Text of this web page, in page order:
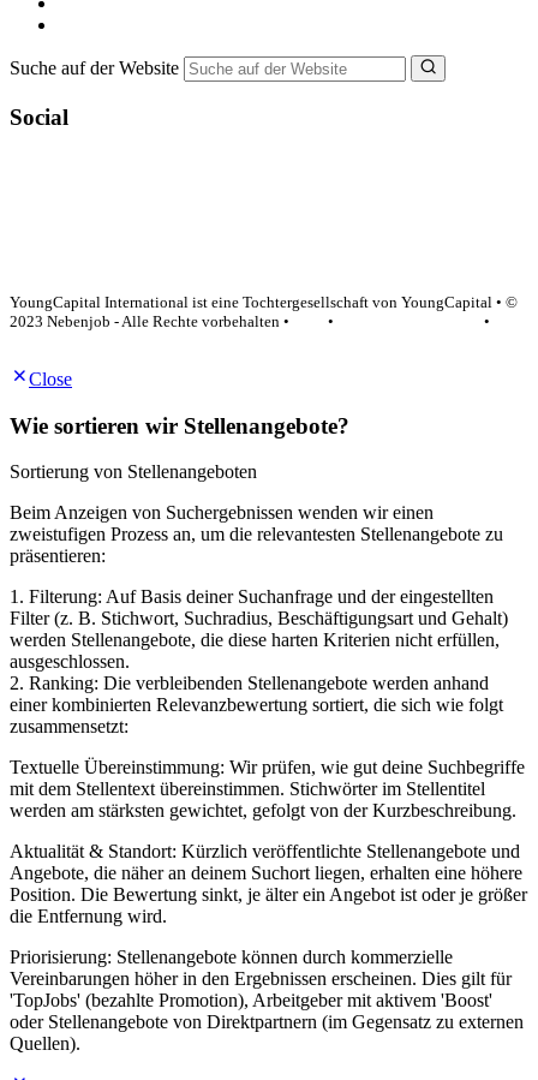
Suche auf der Website
Social
YoungCapital International ist eine Tochtergesellschaft von YoungCapital • ©
2023 Nebenjob - Alle Rechte vorbehalten •
•
•
Close
Wie sortieren wir Stellenangebote?
Sortierung von Stellenangeboten
Beim Anzeigen von Suchergebnissen wenden wir einen
zweistufigen Prozess an, um die relevantesten Stellenangebote zu
präsentieren:
1. Filterung: Auf Basis deiner Suchanfrage und der eingestellten
Filter (z. B. Stichwort, Suchradius, Beschäftigungsart und Gehalt)
werden Stellenangebote, die diese harten Kriterien nicht erfüllen,
ausgeschlossen.
2. Ranking: Die verbleibenden Stellenangebote werden anhand
einer kombinierten Relevanzbewertung sortiert, die sich wie folgt
zusammensetzt:
Textuelle Übereinstimmung: Wir prüfen, wie gut deine Suchbegriffe
mit dem Stellentext übereinstimmen. Stichwörter im Stellentitel
werden am stärksten gewichtet, gefolgt von der Kurzbeschreibung.
Aktualität & Standort: Kürzlich veröffentlichte Stellenangebote und
Angebote, die näher an deinem Suchort liegen, erhalten eine höhere
Position. Die Bewertung sinkt, je älter ein Angebot ist oder je größer
die Entfernung wird.
Priorisierung: Stellenangebote können durch kommerzielle
Vereinbarungen höher in den Ergebnissen erscheinen. Dies gilt für
'TopJobs' (bezahlte Promotion), Arbeitgeber mit aktivem 'Boost'
oder Stellenangebote von Direktpartnern (im Gegensatz zu externen
Quellen).